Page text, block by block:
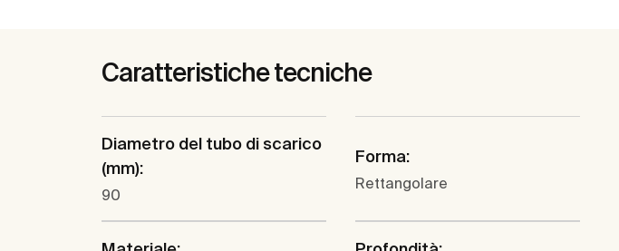
Caratteristiche tecniche
Diametro del tubo di scarico
(mm):
90
Forma:
Rettangolare